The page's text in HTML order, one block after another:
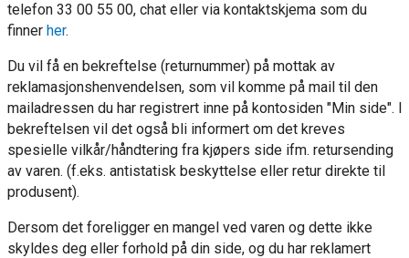
telefon 33 00 55 00, chat eller via kontaktskjema som du
finner her.
Du vil få en bekreftelse (returnummer) på mottak av
reklamasjonshenvendelsen, som vil komme på mail til den
mailadressen du har registrert inne på kontosiden "Min side". I
bekreftelsen vil det også bli informert om det kreves
spesielle vilkår/håndtering fra kjøpers side ifm. retursending
av varen. (f.eks. antistatisk beskyttelse eller retur direkte til
produsent).
Dersom det foreligger en mangel ved varen og dette ikke
skyldes deg eller forhold på din side, og du har reklamert